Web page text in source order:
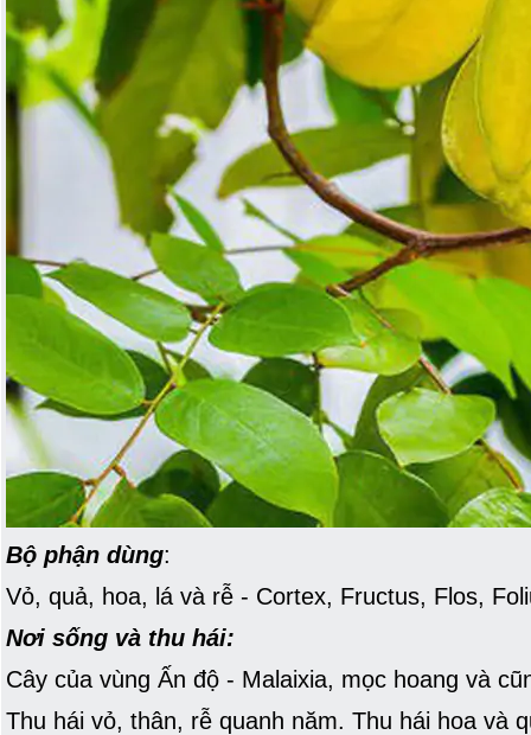
Bộ phận dùng:
Vỏ, quả, hoa, lá và rễ - Cortex, Fructus, Flos,
Nơi sống và thu hái:
Cây của vùng Ấn độ - Malaixia, mọc hoang và
Thu hái vỏ, thân, rễ quanh năm. Thu hái hoa và